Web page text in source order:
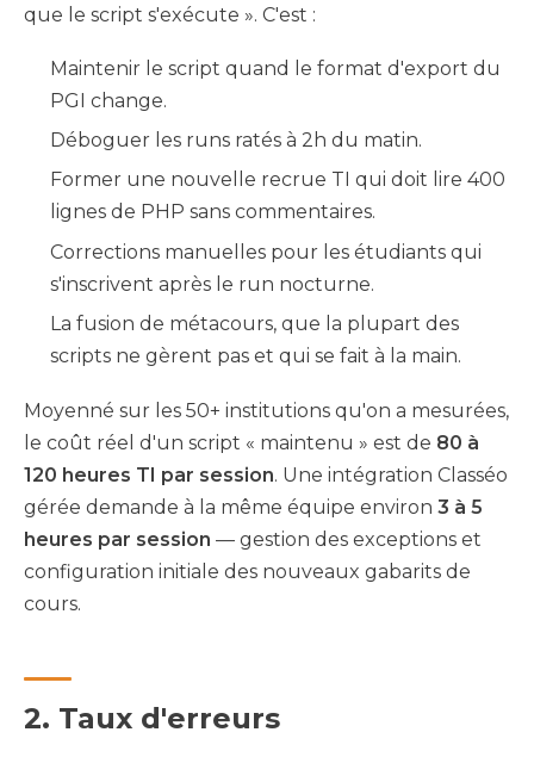
que le script s'exécute ». C'est :
Maintenir le script quand le format d'export du
PGI change.
Déboguer les runs ratés à 2h du matin.
Former une nouvelle recrue TI qui doit lire 400
lignes de PHP sans commentaires.
Corrections manuelles pour les étudiants qui
s'inscrivent après le run nocturne.
La fusion de métacours, que la plupart des
scripts ne gèrent pas et qui se fait à la main.
Moyenné sur les 50+ institutions qu'on a mesurées,
le coût réel d'un script « maintenu » est de 80 à
120 heures TI par session. Une intégration Classéo
gérée demande à la même équipe environ 3 à 5
heures par session — gestion des exceptions et
configuration initiale des nouveaux gabarits de
cours.
2. Taux d'erreurs